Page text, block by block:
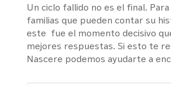
Un ciclo fallido no es el final.
familias que pueden contar su
este fue el momento decisivo
mejores respuestas. Si esto te
Nascere podemos ayudarte a